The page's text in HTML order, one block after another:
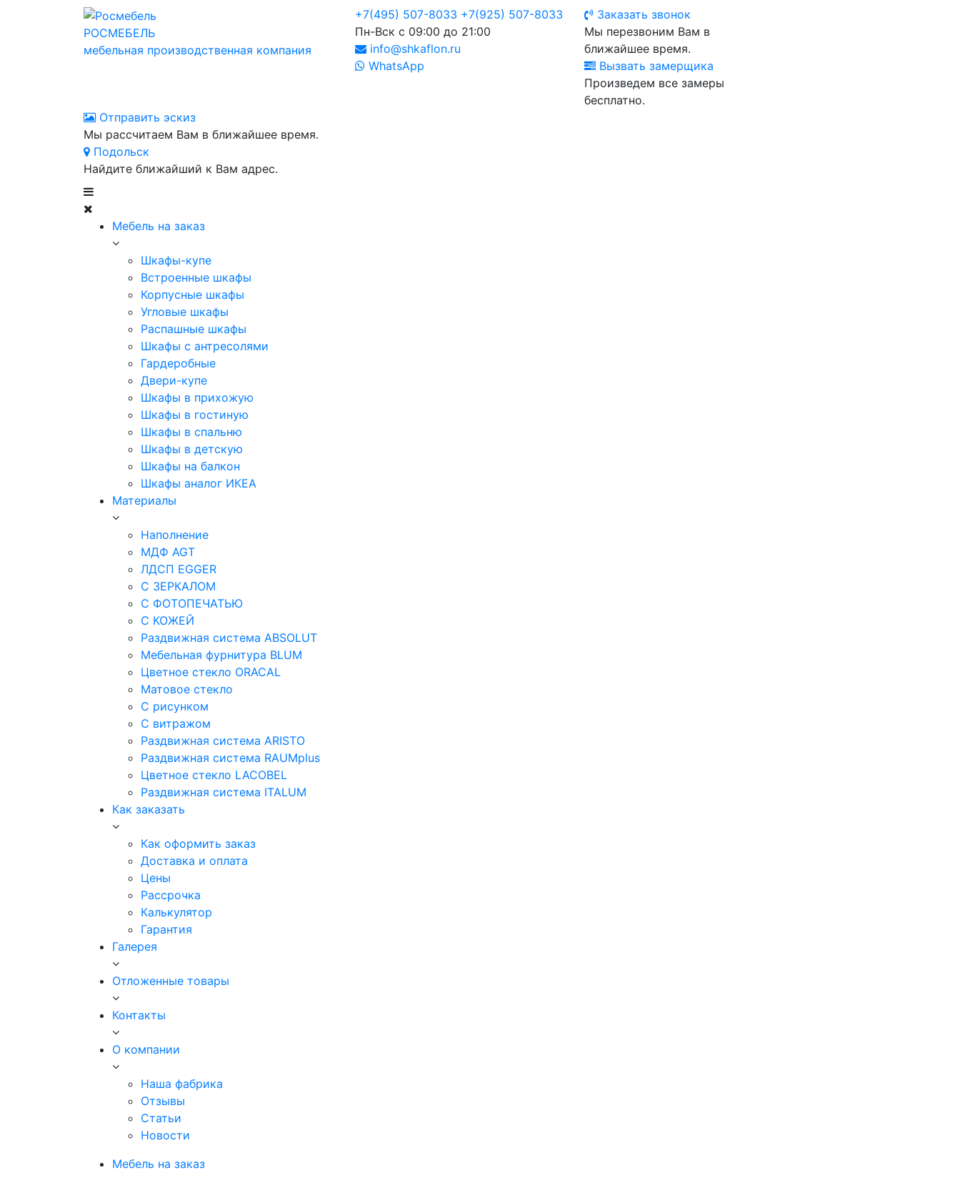
РОСМЕБЕЛЬ
мебельная производственная компания
+7(495) 507-8033 +7(925) 507-8033
Пн-Вск с 09:00 до 21:00
info@shkaflon.ru
WhatsApp
Заказать звонок
Мы перезвоним Вам в
ближайшее время.
Вызвать замерщика
Произведем все замеры
бесплатно.
Отправить эскиз
Мы рассчитаем Вам в ближайшее время.
Подольск
Найдите ближайший к Вам адрес.
Мебель на заказ
Шкафы-купе
Встроенные шкафы
Корпусные шкафы
Угловые шкафы
Распашные шкафы
Шкафы с антресолями
Гардеробные
Двери-купе
Шкафы в прихожую
Шкафы в гостиную
Шкафы в спальню
Шкафы в детскую
Шкафы на балкон
Шкафы аналог ИКЕА
Материалы
Наполнение
МДФ AGT
ЛДСП EGGER
С ЗЕРКАЛОМ
С ФОТОПЕЧАТЬЮ
С КОЖЕЙ
Раздвижная система ABSOLUT
Мебельная фурнитура BLUM
Цветное стекло ORACAL
Матовое стекло
C рисунком
C витражом
Раздвижная система ARISTO
Раздвижная система RAUMplus
Цветное стекло LACOBEL
Раздвижная система ITALUM
Как заказать
Как оформить заказ
Доставка и оплата
Цены
Рассрочка
Калькулятор
Гарантия
Галерея
Отложенные товары
Контакты
О компании
Наша фабрика
Отзывы
Статьи
Новости
Мебель на заказ